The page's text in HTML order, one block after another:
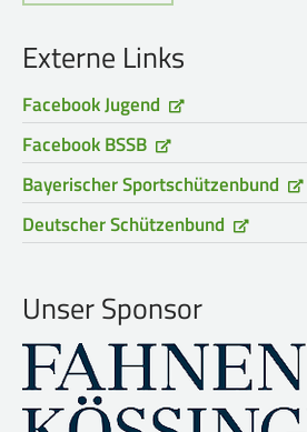
Externe Links
Facebook Jugend
Facebook BSSB
Bayerischer Sportschützenbund
Deutscher Schützenbund
Unser Sponsor